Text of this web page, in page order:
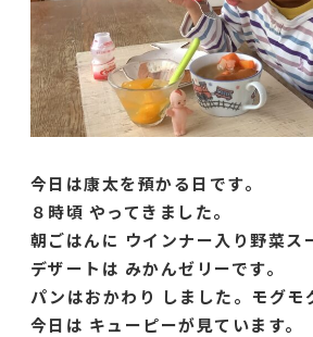
今日は康太を預かる日です。
８時頃 やってきました。
朝ごはんに ウインナー入り野菜ス
デザートは みかんゼリーです。
パンはおかわり しました。モグモ
今日は キューピーが見ています。